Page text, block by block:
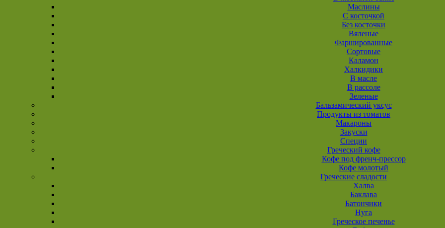
Маслины
С косточкой
Без косточки
Вяленые
Фаршированные
Сортовые
Каламон
Халкидики
В масле
В рассоле
Зеленые
Бальзамический уксус
Продукты из томатов
Макароны
Закуски
Специи
Греческий кофе
Кофе под френч-прессор
Кофе молотый
Греческие сладости
Халва
Баклава
Батончики
Нуга
Греческое печенье